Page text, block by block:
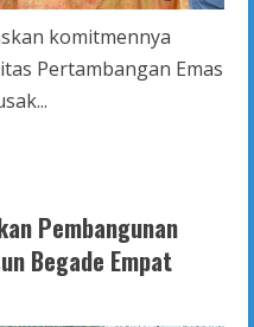
komitmennya
Pertambangan Emas
Pembangunan
Begade Empat